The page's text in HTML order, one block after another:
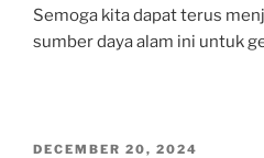
Semoga kita dapat terus
sumber daya alam ini untuk
POSTED
DECEMBER 20, 2024